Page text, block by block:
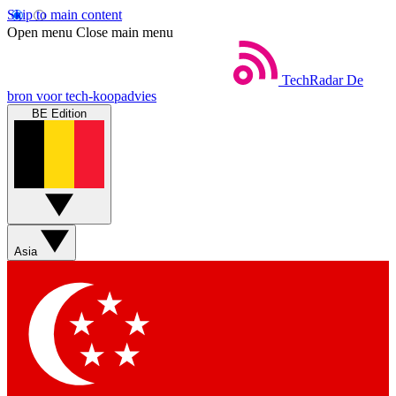
Skip to main content
Open menu Close main menu
TechRadar De
bron voor tech-koopadvies
BE Edition
Asia